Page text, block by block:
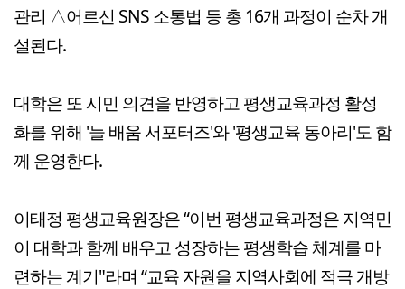
관리 △어르신 SNS 소통법 등 총 16개 과정이 순차 개
설된다.
대학은 또 시민 의견을 반영하고 평생교육과정 활성
화를 위해 '늘 배움 서포터즈'와 '평생교육 동아리'도 함
께 운영한다.
이태정 평생교육원장은 “이번 평생교육과정은 지역민
이 대학과 함께 배우고 성장하는 평생학습 체계를 마
련하는 계기"라며 “교육 자원을 지역사회에 적극 개방